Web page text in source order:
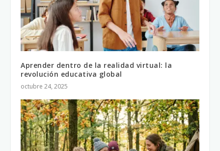
Aprender dentro de la realidad virtual: la
revolución educativa global
octubre 24, 2025